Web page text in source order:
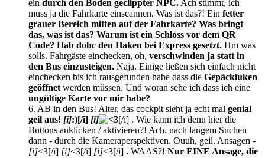
ein durch den Boden geclippter NPC. Ach stimmt, ich
muss ja die Fahrkarte einscannen. Was ist das?! Ein fetter
grauer Bereich mitten auf der Fahrkarte? Was bringt
das, was ist das? Warum ist ein Schloss vor dem QR
Code? Hab dohc den Haken bei Express gesetzt. Hm was
solls. Fahrgäste einchecken, oh, verschwinden ja statt in
den Bus einzusteigen. Naja. Einige ließen sich einfach nicht
einchecken bis ich rausgefunden habe dass die Gepäckluken
geöffnet werden müssen. Und woran sehe ich dass ich eine
ungültige Karte vor mir habe?
6. AB in den Bus! Alter, das cockpit sieht ja echt mal genial
geil aus! [i]:)[/i] [i]
[/i] . Wie kann ich denn hier die
Buttons anklicken / aktivieren?! Ach, nach langem Suchen
dann - durch die Kameraperspektiven. Ouuh, geil. Ansagen -
[i]<3[/i] [i]<3[/i] [i]<3[/i] . WAAS?! Nur EINE Ansage, die